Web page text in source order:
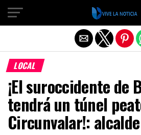
LOCAL
¡El suroccidente de
tendrá un túnel
Circunvalar!:
Salir de la versión